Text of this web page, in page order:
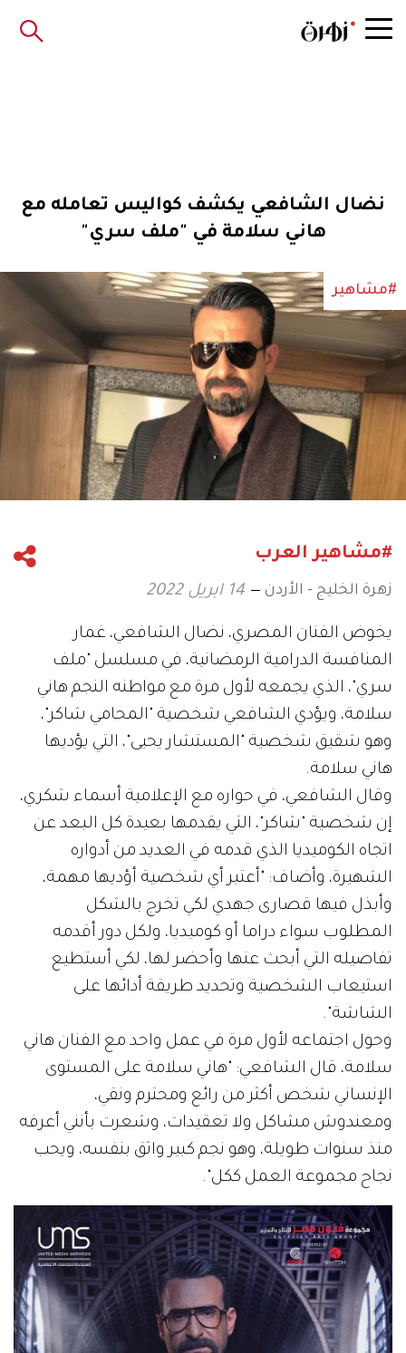
نضال الشافعي يكشف كواليس تعامله مع
هاني سلامة في "ملف سري"
#مشاهير
#مشاهير العرب
زهرة الخليج - الأردن 14 ابريل 2022
يخوض الفنان المصري، نضال الشافعي، غمار
المنافسة الدرامية الرمضانية، في مسلسل "ملف
سري"، الذي يجمعه لأول مرة مع مواطنه النجم هاني
سلامة، ويؤدي الشافعي شخصية "المحامي شاكر"،
وهو شقيق شخصية "المستشار يحيى"، التي يؤديها
هاني سلامة.
وقال الشافعي، في حواره مع الإعلامية أسماء شكري،
إن شخصية "شاكر"، التي يقدمها بعيدة كل البعد عن
اتجاه الكوميديا الذي قدمه في العديد من أدواره
الشهيرة، وأضاف: "أعتبر أي شخصية أؤديها مهمة،
وأبذل فيها قصارى جهدي لكي تخرج بالشكل
المطلوب سواء دراما أو كوميديا، ولكل دور أقدمه
تفاصيله التي أبحث عنها وأحضر لها، لكي أستطيع
استيعاب الشخصية وتحديد طريقة أدائها على
الشاشة".
وحول اجتماعه لأول مرة في عمل واحد مع الفنان هاني
سلامة، قال الشافعي: "هاني سلامة على المستوى
الإنساني شخص أكثر من رائع ومحترم ونقي،
ومعندوش مشاكل ولا تعقيدات، وشعرت بأنني أعرفه
منذ سنوات طويلة، وهو نجم كبير واثق بنفسه، ويحب
نجاح مجموعة العمل ككل".